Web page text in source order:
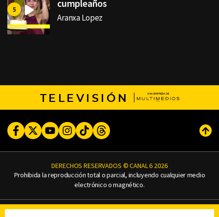
cumpleaños
Aranxa Lopez
TELEVISIÓN
FacebookTwitterYoutubeInstagram
TikTokThreads
DERECHOS RESERVADOS © CANAL 6 2026
Prohibida la reproducción total o parcial, incluyendo cualquier medio
electrónico o magnético.